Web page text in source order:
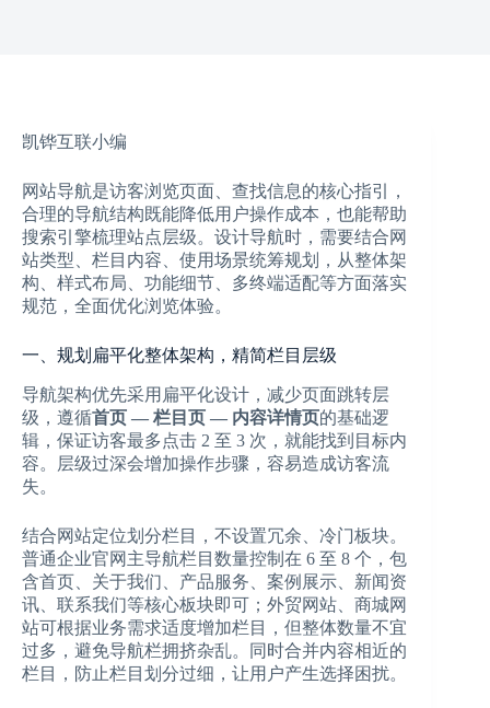
凯铧互联小编
网站导航是访客浏览页面、查找信息的核心指引，
合理的导航结构既能降低用户操作成本，也能帮助
搜索引擎梳理站点层级。设计导航时，需要结合网
站类型、栏目内容、使用场景统筹规划，从整体架
构、样式布局、功能细节、多终端适配等方面落实
规范，全面优化浏览体验。
一、规划扁平化整体架构，精简栏目层级
导航架构优先采用扁平化设计，减少页面跳转层
级，遵循首页 — 栏目页 — 内容详情页的基础逻
辑，保证访客最多点击 2 至 3 次，就能找到目标内
容。层级过深会增加操作步骤，容易造成访客流
失。
结合网站定位划分栏目，不设置冗余、冷门板块。
普通企业官网主导航栏目数量控制在 6 至 8 个，包
含首页、关于我们、产品服务、案例展示、新闻资
讯、联系我们等核心板块即可；外贸网站、商城网
站可根据业务需求适度增加栏目，但整体数量不宜
过多，避免导航栏拥挤杂乱。同时合并内容相近的
栏目，防止栏目划分过细，让用户产生选择困扰。